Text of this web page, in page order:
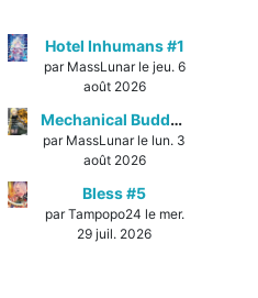
Hotel Inhumans #1
par MassLunar le jeu. 6
août 2026
Mechanical Buddy Universe #0
par MassLunar le lun. 3
août 2026
Bless #5
par Tampopo24 le mer.
29 juil. 2026